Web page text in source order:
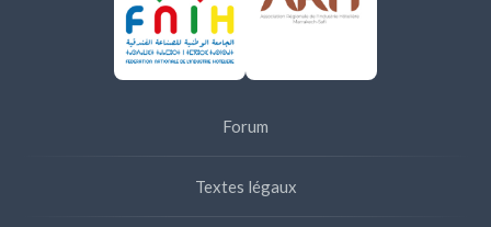
Forum
Textes légaux